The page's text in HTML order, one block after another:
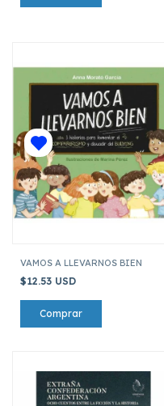
VAMOS A LLEVARNOS BIEN
$12.53 USD